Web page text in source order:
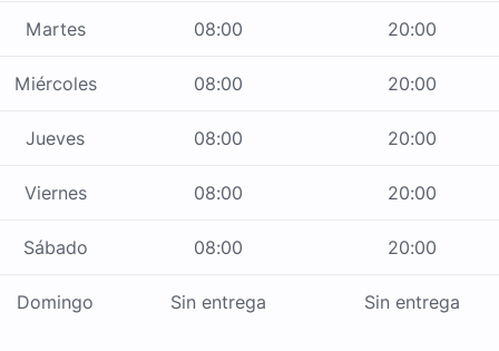
Martes 08:00 20:00
Miércoles 08:00 20:00
Jueves 08:00 20:00
Viernes 08:00 20:00
Sábado 08:00 20:00
Domingo Sin entrega Sin entrega